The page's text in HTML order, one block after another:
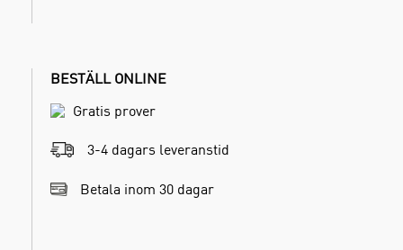
BESTÄLL ONLINE
Gratis prover
3-4 dagars leveranstid
Betala inom 30 dagar